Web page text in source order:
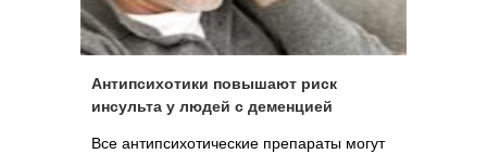
Антипсихотики повышают риск
инсульта у людей с деменцией
Все антипсихотические препараты могут